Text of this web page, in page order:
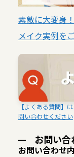
素敵に大変身
メイク実例を
【よくある質問】
問い合わせください
お問い合
お問い合わせ